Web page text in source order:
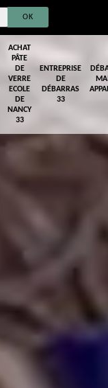
ACHAT
PÂTE
DE
VERRE
ECOLE
DE
NANCY
33
ENTREPRISE
DE
DÉBARRAS
33